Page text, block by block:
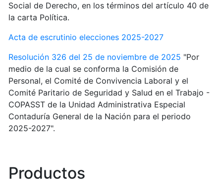
Social de Derecho, en los términos del artículo 40 de
la carta Política.
Acta de escrutinio elecciones 2025-2027
Resolución 326 del 25 de noviembre de 2025 "Por
medio de la cual se conforma la Comisión de
Personal, el Comité de Convivencia Laboral y el
Comité Paritario de Seguridad y Salud en el Trabajo -
COPASST de la Unidad Administrativa Especial
Contaduría General de la Nación para el periodo
2025-2027".
Productos